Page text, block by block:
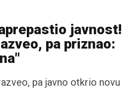
javnost!
pa priznao:
pa javno otkrio novu